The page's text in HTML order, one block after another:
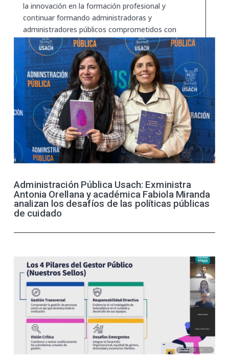
la innovación en la formación profesional y
continuar formando administradoras y
administradores públicos comprometidos con
la transformación del Estado y el bienestar de
la ciudadanía.
Administración Pública Usach: Exministra
Antonia Orellana y académica Fabiola Miranda
analizan los desafíos de las políticas públicas
de cuidado